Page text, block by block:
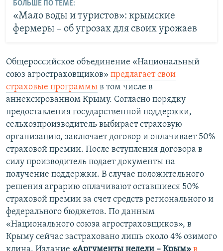
БОЛЬШЕ ПО ТЕМЕ:
«Мало воды и туристов»: крымские
фермеры – об угрозах для своих урожаев
Общероссийское объединение «Национальный
союз агростраховщиков» предлагает свои
страховые программы в том числе в
аннексированном Крыму. Согласно порядку
предоставления государственной поддержки,
сельхозпроизводитель выбирает страховую
организацию, заключает договор и оплачивает 50%
страховой премии. После вступления договора в
силу производитель подает документы на
получение поддержки. В случае положительного
решения аграрию оплачивают оставшиеся 50%
страховой премии за счет средств регионального и
федерального бюджетов. По данным
«Национального союза агростраховщиков», в
Крыму сейчас застраховано лишь около 4% озимого
клина. Издание «Аргументы недели – Крым» в